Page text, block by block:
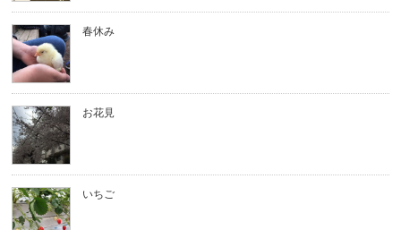
春休み
お花見
いちご